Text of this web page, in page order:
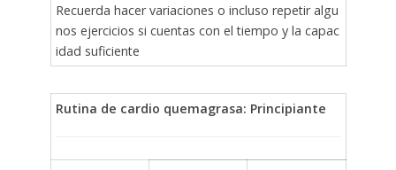
Recuerda hacer variaciones o incluso repetir algu
nos ejercicios si cuentas con el tiempo y la capac
idad suficiente
Rutina de cardio quemagrasa: Principiante